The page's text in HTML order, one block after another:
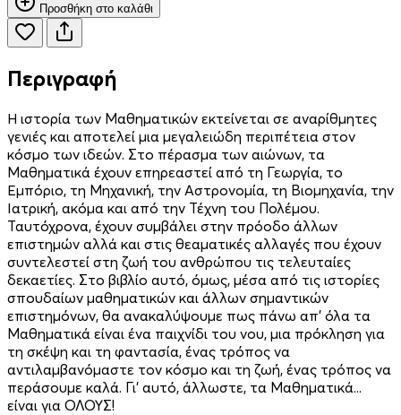
Προσθήκη στο καλάθι
Περιγραφή
Η ιστορία των Μαθηματικών εκτείνεται σε αναρίθμητες
γενιές και αποτελεί μια μεγαλειώδη περιπέτεια στον
κόσμο των ιδεών. Στο πέρασμα των αιώνων, τα
Μαθηματικά έχουν επηρεαστεί από τη Γεωργία, το
Εμπόριο, τη Μηχανική, την Αστρονομία, τη Βιομηχανία, την
Ιατρική, ακόμα και από την Τέχνη του Πολέμου.
Ταυτόχρονα, έχουν συμβάλει στην πρόοδο άλλων
επιστημών αλλά και στις θεαματικές αλλαγές που έχουν
συντελεστεί στη ζωή του ανθρώπου τις τελευταίες
δεκαετίες. Στο βιβλίο αυτό, όμως, μέσα από τις ιστορίες
σπουδαίων μαθηματικών και άλλων σημαντικών
επιστημόνων, θα ανακαλύψουμε πως πάνω απ' όλα τα
Μαθηματικά είναι ένα παιχνίδι του νου, μια πρόκληση για
τη σκέψη και τη φαντασία, ένας τρόπος να
αντιλαμβανόμαστε τον κόσμο και τη ζωή, ένας τρόπος να
περάσουμε καλά. Γι' αυτό, άλλωστε, τα Μαθηματικά...
είναι για ΟΛΟΥΣ!